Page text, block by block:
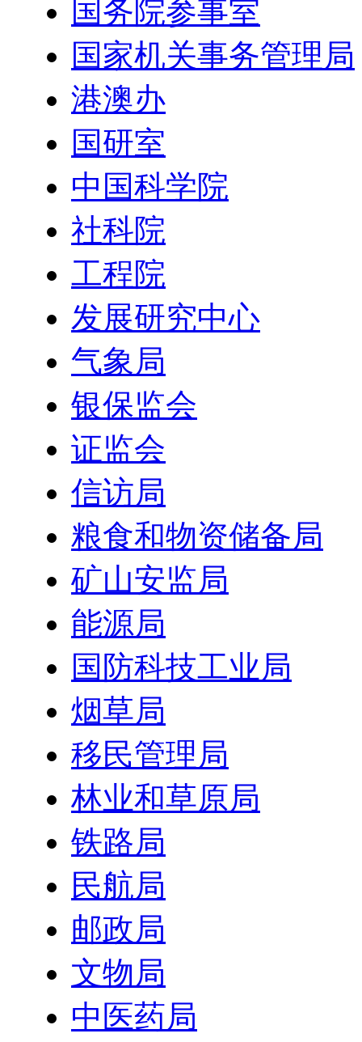
国务院参事室
国家机关事务管理局
港澳办
国研室
中国科学院
社科院
工程院
发展研究中心
气象局
银保监会
证监会
信访局
粮食和物资储备局
矿山安监局
能源局
国防科技工业局
烟草局
移民管理局
林业和草原局
铁路局
民航局
邮政局
文物局
中医药局